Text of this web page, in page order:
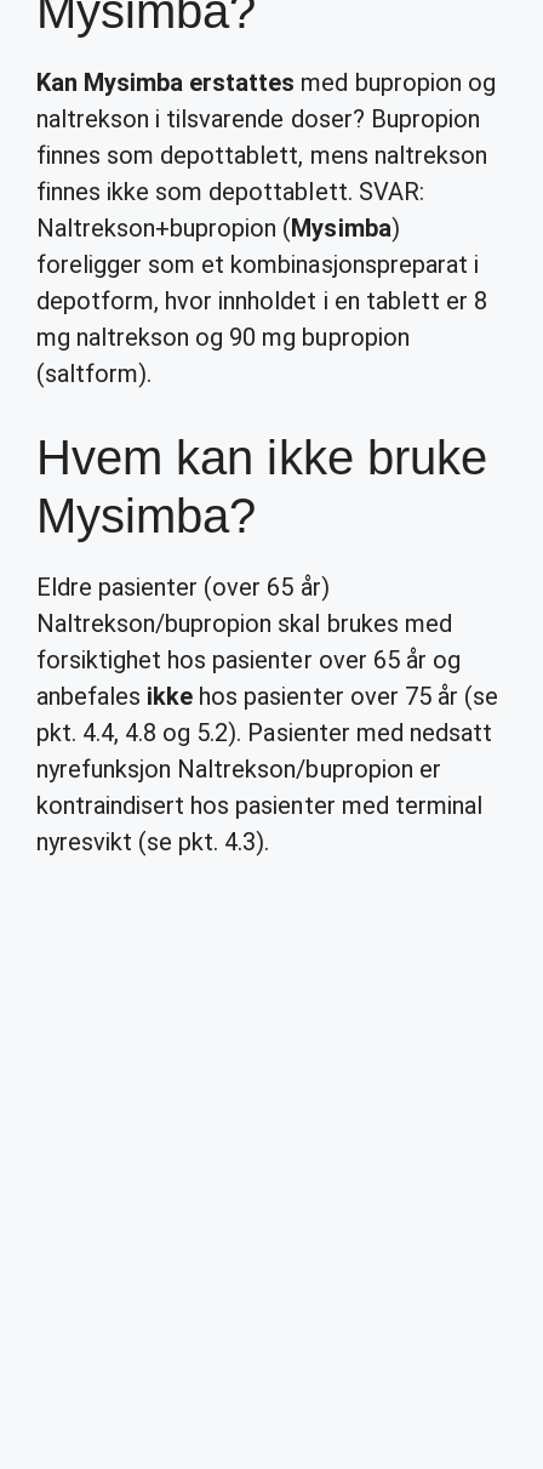
Mysimba?
Kan Mysimba erstattes med bupropion og
naltrekson i tilsvarende doser? Bupropion
finnes som depottablett, mens naltrekson
finnes ikke som depottablett. SVAR:
Naltrekson+bupropion (Mysimba)
foreligger som et kombinasjonspreparat i
depotform, hvor innholdet i en tablett er 8
mg naltrekson og 90 mg bupropion
(saltform).
Hvem kan ikke bruke
Mysimba?
Eldre pasienter (over 65 år)
Naltrekson/bupropion skal brukes med
forsiktighet hos pasienter over 65 år og
anbefales ikke hos pasienter over 75 år (se
pkt. 4.4, 4.8 og 5.2). Pasienter med nedsatt
nyrefunksjon Naltrekson/bupropion er
kontraindisert hos pasienter med terminal
nyresvikt (se pkt. 4.3).